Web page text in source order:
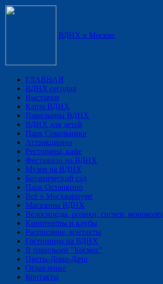
ВДНХ в Москве
ГЛАВНАЯ
ВДНХ сегодня
Выставки
Карта ВДНХ
Павильоны ВДНХ
ВДНХ для детей
Парк Сокольники
Аттракционы
Рестораны, кафе
Фестивали на ВДНХ
Музеи на ВДНХ
Ботанический сад
Парк Останкино
Всё о Москвариуме
Магазины ВДНХ
Велосипеды, ролики, сигвеи,
Кинотеатры и клубы
Расписание, контакты
Гостиницы на ВДНХ
В павильоне "Космос"
Цветы-Дома-Дачи
Оглавление
Контакты